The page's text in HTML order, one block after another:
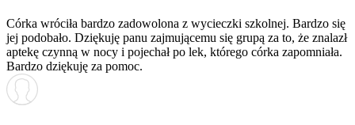
Córka wróciła bardzo zadowolona z wycieczki szkolnej. Bardzo się
jej podobało. Dziękuję panu zajmującemu się grupą za to, że znalazł
aptekę czynną w nocy i pojechał po lek, którego córka zapomniała.
Bardzo dziękuję za pomoc.